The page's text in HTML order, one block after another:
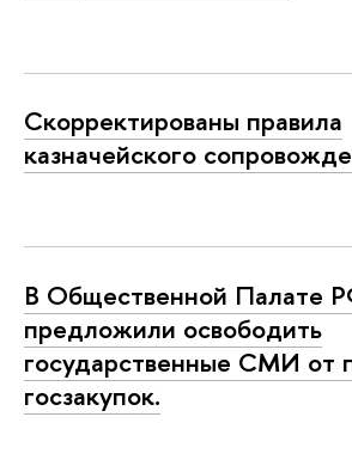
Скорректированы правила
казначейского
В Общественной Палате
предложили освободить
государственные СМИ от
госзакупок.